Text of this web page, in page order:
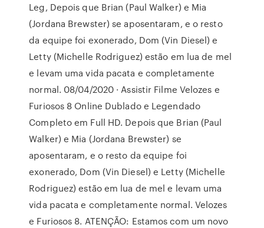
Leg, Depois que Brian (Paul Walker) e Mia
(Jordana Brewster) se aposentaram, e o resto
da equipe foi exonerado, Dom (Vin Diesel) e
Letty (Michelle Rodriguez) estão em lua de mel
e levam uma vida pacata e completamente
normal. 08/04/2020 · Assistir Filme Velozes e
Furiosos 8 Online Dublado e Legendado
Completo em Full HD. Depois que Brian (Paul
Walker) e Mia (Jordana Brewster) se
aposentaram, e o resto da equipe foi
exonerado, Dom (Vin Diesel) e Letty (Michelle
Rodriguez) estão em lua de mel e levam uma
vida pacata e completamente normal. Velozes
e Furiosos 8. ATENÇÃO: Estamos com um novo